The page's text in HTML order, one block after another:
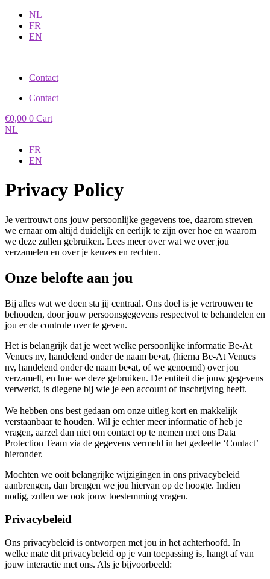
Spring
naar
NL
FR
EN
Contact
Contact
€0,00 0 Cart
NL
FR
EN
Privacy Policy
Je vertrouwt ons jouw persoonlijke gegevens toe, daarom streven
we ernaar om altijd duidelijk en eerlijk te zijn over hoe en waarom
we deze zullen gebruiken. Lees meer over wat we over jou
verzamelen en over je keuzes en rechten.
Onze belofte aan jou
Bij alles wat we doen sta jij centraal. Ons doel is je vertrouwen te
behouden, door jouw persoonsgegevens respectvol te behandelen en
jou er de controle over te geven.
Het is belangrijk dat je weet welke persoonlijke informatie Be-At
Venues nv, handelend onder de naam be•at, (hierna Be-At Venues
nv, handelend onder de naam be•at, of we genoemd) over jou
verzamelt, en hoe we deze gebruiken. De entiteit die jouw gegevens
verwerkt, is diegene bij wie je een account of inschrijving heeft.
We hebben ons best gedaan om onze uitleg kort en makkelijk
verstaanbaar te houden. Wil je echter meer informatie of heb je
vragen, aarzel dan niet om contact op te nemen met ons Data
Protection Team via de gegevens vermeld in het gedeelte ‘Contact’
hieronder.
Mochten we ooit belangrijke wijzigingen in ons privacybeleid
aanbrengen, dan brengen we jou hiervan op de hoogte. Indien
nodig, zullen we ook jouw toestemming vragen.
Privacybeleid
Ons privacybeleid is ontworpen met jou in het achterhoofd. In
welke mate dit privacybeleid op je van toepassing is, hangt af van
jouw interactie met ons. Als je bijvoorbeeld: